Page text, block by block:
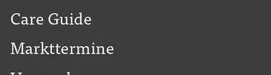
Care Guide
Markttermine